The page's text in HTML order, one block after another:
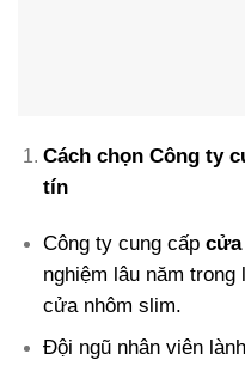
Cách chọn Công ty
tín
Công ty cung cấp cửa
nghiệm lâu năm
cửa nhôm slim.
Đội ngũ nhân viên